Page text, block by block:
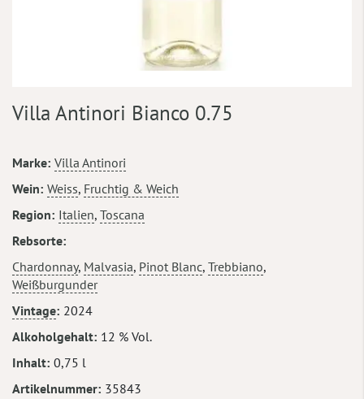
Anfang
springen
Villa Antinori Bianco 0.75
Mehr
Informationen
Marke Villa Antinori
Wein Weiss, Fruchtig & Weich
Region Italien, Toscana
Rebsorte
Chardonnay, Malvasia, Pinot Blanc, Trebbiano,
Weißburgunder
Vintage 2024
Alkoholgehalt 12 % Vol.
Inhalt 0,75 l
Artikelnummer 35843